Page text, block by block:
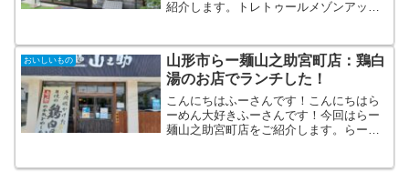
紹介します。トレトゥールメゾンアッシ
ポーツパークにあります。イメージコン
セプトはフランスの大衆食...
おいしいもの
山形市らー麺山之助宮町店：鶏白
湯のお店でランチした！
こんにちはふーさんです！こんにちはら
ーめん大好きふーさんです！今回はらー
麺山之助宮町店をご紹介します。らー麺
京の麺屋武蔵で５年修行されたご主人が